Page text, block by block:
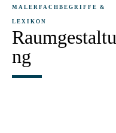
MALERFACHBEGRIFFE &
LEXIKON
Raumgestaltu
ng